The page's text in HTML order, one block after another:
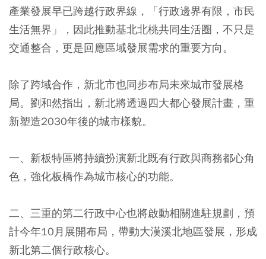
產業發展早已跨越行政界線，「行政邊界有限，市民
生活無界」，因此推動基北北桃共同生活圈，不只是
交通整合，更是回應區域發展需求的重要方向。
除了跨域合作，新北市也同步布局未來城市發展格
局。劉和然指出，新北將透過四大都心發展計畫，重
新塑造2030年後的城市樣貌。
一、新板特區將持續扮演新北既有行政與商務都心角
色，強化板橋作為城市核心的功能。
二、三重的第二行政中心也將啟動相關進駐規劃，預
計今年10月展開布局，帶動大漢溪北地區發展，形成
新北第二個行政核心。